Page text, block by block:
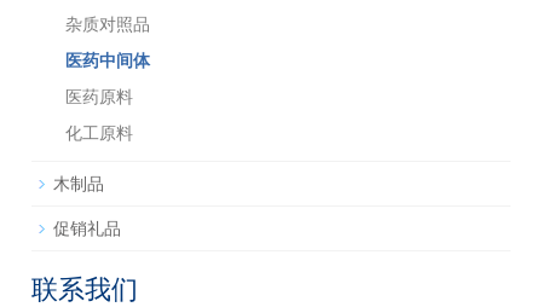
杂质对照品
医药中间体
医药原料
化工原料
木制品
促销礼品
联系我们